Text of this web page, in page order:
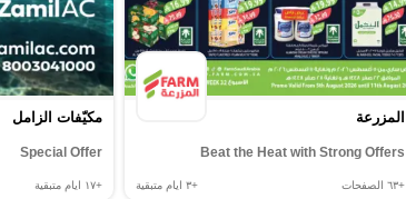
المزرعة
Beat the Heat with Strong Offers
+٦٣ الصفحات +٣ ايام متبقية
مكيّفات الزامل
Special Offer
+١٧ ايام متبقية